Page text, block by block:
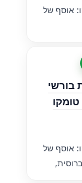
אוסף של
בורשי
אוסף של